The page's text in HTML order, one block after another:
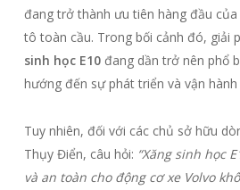
đang trở thành ưu tiên hàng đầu
tô toàn cầu. Trong bối cảnh đó, giải
sinh học E10đang dần trở nên phổ
hướng đến sự phát triển và vận hành
Tuy nhiên, đối với các chủ sở hữu
Thụy Điển, câu hỏi: “Xăng sinh học
và an toàn cho động cơ xe Volvo